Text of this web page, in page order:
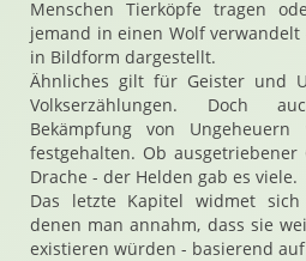
Menschen Tierköpfe tragen
jemand in einen Wolf
in Bildform dargestellt.
Ähnliches gilt für Geister und
Volkserzählungen. Doch
Bekämpfung von
festgehalten. Ob
Drache - der Helden gab es viele.
Das letzte Kapitel widmet sich
denen man annahm, dass sie
existieren würden - basierend